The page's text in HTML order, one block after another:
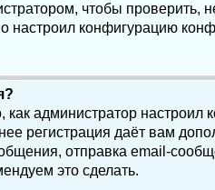
чтобы проверить,
настроил конфигурацию
как администратор
регистрация даёт вам
отправка email-
это сделать.